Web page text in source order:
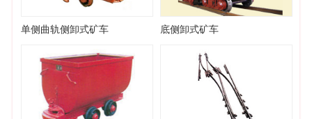
单侧曲轨侧卸式矿车 底侧卸式矿车